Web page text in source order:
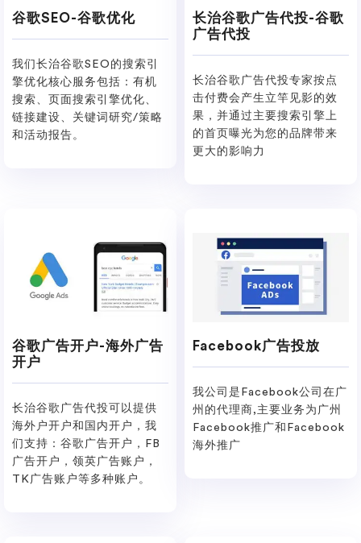
谷歌SEO-谷歌优化
我们长治谷歌SEO的搜索引
擎优化核心服务包括：有机
搜索、页面搜索引擎优化、
链接建设、关键词研究/策略
和活动报告。
长治谷歌广告代投-谷歌
广告代投
长治谷歌广告代投专家按点
击付费会产生立竿见影的效
果，并通过主要搜索引擎上
的首页曝光为您的品牌带来
更大的影响力
谷歌广告开户-海外广告
开户
长治谷歌广告代投可以提供
海外户开户和国内开户，我
们支持：谷歌广告开户，FB
广告开户，领英广告账户，
TK广告账户等多种账户。
Facebook广告投放
我公司是Facebook公司在广
州的代理商,主要业务为广州
Facebook推广和Facebook
海外推广